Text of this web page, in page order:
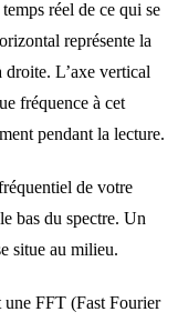
réel de ce qui se
représente la
L’axe vertical
fréquence à cet
pendant la lecture.
de votre
bas du spectre. Un
situe au milieu.
une FFT (Fast Fourier